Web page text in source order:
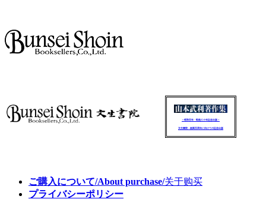
～昭和百年・戦後八十年記念出版～
文生書院：創業百周年に向けての記念出版
ご購入について/About purchase/关于购买
プライバシーポリシー